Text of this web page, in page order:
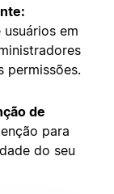
em
permissões.
de
para
do seu